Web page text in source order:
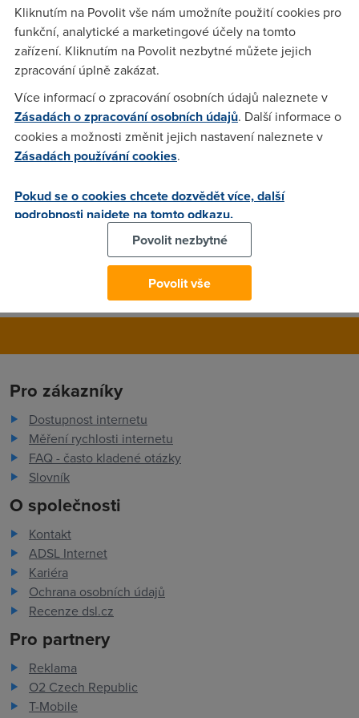
Start. Nabidli mi prechod na nektery z tarifu s pausalem. Ani
jeden mi vsak nevzhovuje a tak chci ADSL zrusit. Chci se
zeptat, musim davat vypoved, nebo staci kdyz jsem jim
napsal, ze zadnou z nabizenych variant nechci a od 1.9. uz
vypoved by bezela od 1.9 a ja bych musel min. jeden mesic
platit pausal..... co myslite?
dle zakona mas pri "vyraznem zhorseni sluzeb" (a to zruseni
sluzby a nuceni nove sluzby s drazsim pausalem je) moznost
ukoncit slubu okamzite bez vypovedi...... ale asi bych jim to
Pro zákazníky
Dostupnost internetu
Měření rychlosti internetu
FAQ - často kladené otázky
Slovník
O společnosti
Kontakt
ADSL Internet
Kariéra
Ochrana osobních údajů
Recenze dsl.cz
Pro partnery
Reklama
O2 Czech Republic
T-Mobile
Kliknutím na Povolit vše nám umožníte použití cookies pro
funkční, analytické a marketingové účely na tomto
zařízení. Kliknutím na Povolit nezbytné můžete jejich
zpracování úplně zakázat.
Více informací o zpracování osobních údajů naleznete v
Zásadách o zpracování osobních údajů. Další informace o
cookies a možnosti změnit jejich nastavení naleznete v
Zásadách používání cookies.
Pokud se o cookies chcete dozvědět více, další
podrobnosti najdete na tomto odkazu.
Povolit nezbytné
Povolit vše